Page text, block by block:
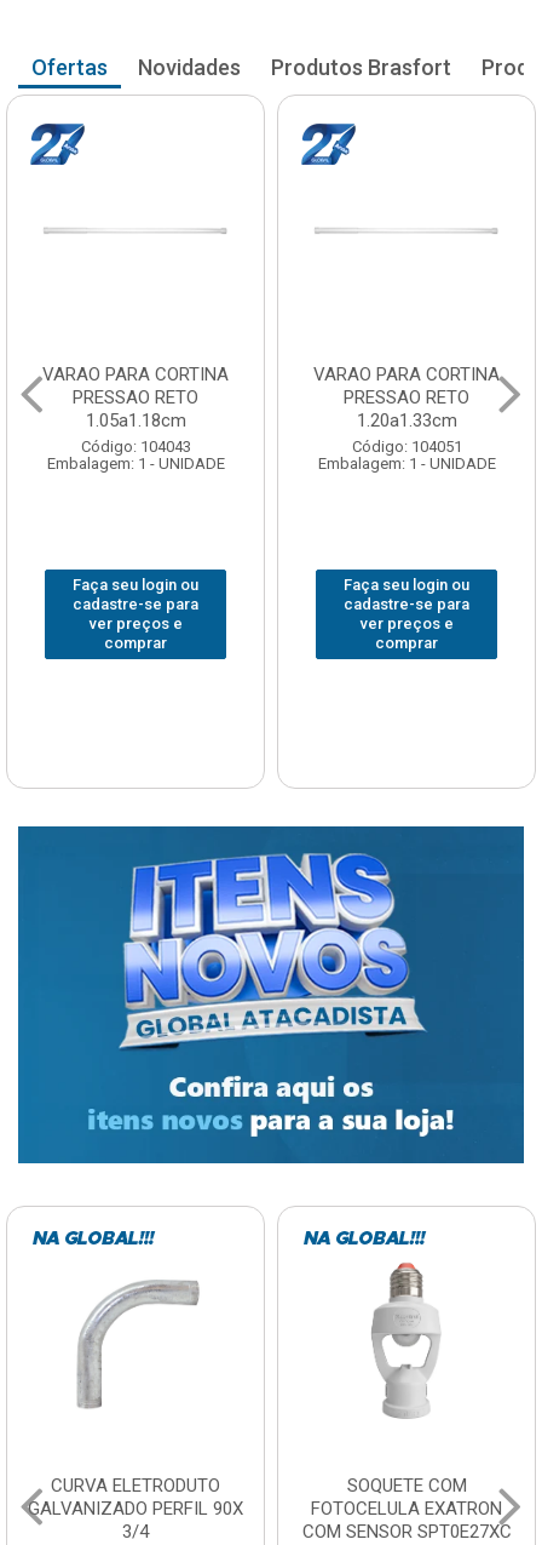
Ofertas Novidades Produtos Brasfort
VARAO PARA CORTINA
PRESSAO RETO
1.20a1.33cm
Código: 104051
Embalagem: 1 - UNIDADE
Faça seu login ou
cadastre-se para
ver preços e
comprar
VARAO PARA
PRESSAO RETO
1.35a1.48cm
Código: 104060
Embalagem: 1 - UNIDADE
Faça seu login ou
cadastre-se para
ver preços e
comprar
PERFIL 90X
FOTOCELULA EXATRON
COM SENSOR SPT0E27XC
ZINCADA
NC